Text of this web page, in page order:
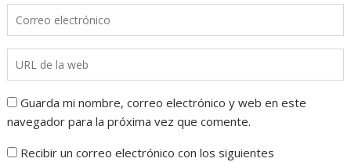
Guarda mi nombre, correo electrónico y web en este
navegador para la próxima vez que comente.
Recibir un correo electrónico con los siguientes